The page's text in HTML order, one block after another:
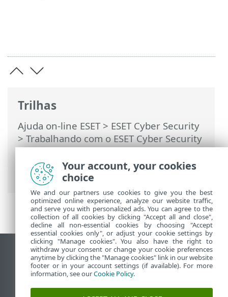
Trilhas
Ajuda on-line ESET> ESET Cyber Security
> Trabalhando com o ESET Cyber Security
>Proteção antivírus e antispyware>
Configuração dos parmetros do
mecanismo ThreatSense
> Métodos
Ver site para desktop
End of Life
Base de conhecimento ESET
Fórum ESET
Your account, your cookies
choice
We and our partners use cookies to give you the best
optimized online experience, analyze our website traffic,
and serve you with personalized ads. You can agree to the
collection of all cookies by clicking "Accept all and close",
decline all non-essential cookies by choosing "Accept
essential cookies only", or adjust your cookie settings by
clicking "Manage cookies". You also have the right to
withdraw your consent or change your cookie preferences
anytime by clicking the "Manage cookies" link in our website
footer or in your account settings (if available). For more
information, see ourCookie Policy.